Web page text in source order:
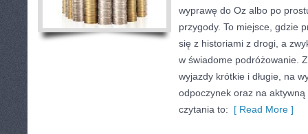
wyprawę do Oz albo po
przygody. To miejsce, gdzie
się z historiami z drogi, a
w świadome podróżowanie.
wyjazdy krótkie i długie, na
odpoczynek oraz na
czytania to: [ Read More ]